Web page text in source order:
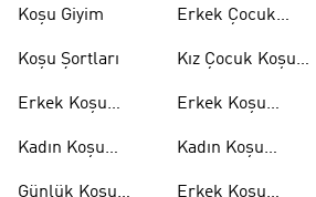
Koşu Giyim
Koşu Şortları
Erkek Koşu
Kadın Koşu
Günlük Koşu
Erkek Çocuk
Kız Çocuk Koşu
Erkek Koşu
Kadın Koşu
Erkek Koşu